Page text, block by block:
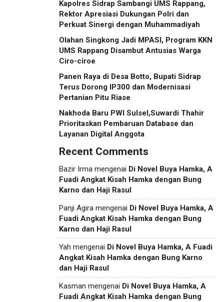
Kapolres Sidrap Sambangi UMS Rappang,
Rektor Apresiasi Dukungan Polri dan
Perkuat Sinergi dengan Muhammadiyah
Olahan Singkong Jadi MPASI, Program KKN
UMS Rappang Disambut Antusias Warga
Ciro-ciroe
Panen Raya di Desa Botto, Bupati Sidrap
Terus Dorong IP300 dan Modernisasi
Pertanian Pitu Riase
Nakhoda Baru PWI Sulsel,Suwardi Thahir
Prioritaskan Pembaruan Database dan
Layanan Digital Anggota
Recent Comments
Bazir Irma mengenai Di Novel Buya Hamka, A
Fuadi Angkat Kisah Hamka dengan Bung
Karno dan Haji Rasul
Panji Agira mengenai Di Novel Buya Hamka, A
Fuadi Angkat Kisah Hamka dengan Bung
Karno dan Haji Rasul
Yah mengenai Di Novel Buya Hamka, A Fuadi
Angkat Kisah Hamka dengan Bung Karno
dan Haji Rasul
Kasman mengenai Di Novel Buya Hamka, A
Fuadi Angkat Kisah Hamka dengan Bung